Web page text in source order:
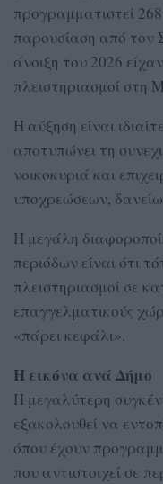
προγραμματιστεί
παρουσίαση από τον
άνοιξη του 2026
πλειστηριασμοί στη
Η αύξηση είναι
αποτυπώνει τη
νοικοκυριά και
υποχρεώσεων,
Η μεγάλη
περιόδων είναι ότι
πλειστηριασμοί σε
επαγγελματικούς
«πάρει κεφάλι».
Η εικόνα ανά Δήμο
Η μεγαλύτερη
εξακολουθεί να
όπου έχουν
που αντιστοιχεί σε